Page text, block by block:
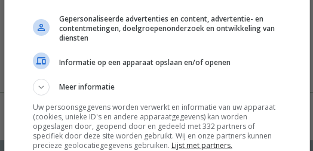
Gepersonaliseerde advertenties en content, advertentie- en
contentmetingen, doelgroepenonderzoek en ontwikkeling van
diensten
Informatie op een apparaat opslaan en/of openen
Meer informatie
Uw persoonsgegevens worden verwerkt en informatie van uw apparaat
(cookies, unieke ID's en andere apparaatgegevens) kan worden
opgeslagen door, geopend door en gedeeld met 332 partners of
specifiek door deze site worden gebruikt. Wij en onze partners kunnen
precieze geolocatiegegevens gebruiken. Lijst met partners.